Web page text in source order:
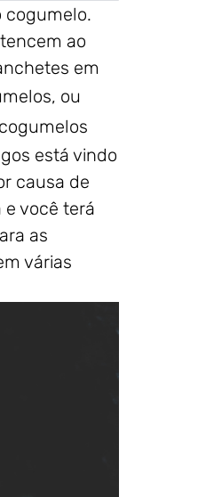
cogumelo.
ao
em
ou
está vindo
causa de
você terá
as
várias